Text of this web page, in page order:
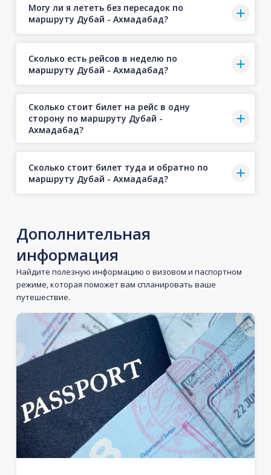
Могу ли я лететь без пересадок по
маршруту Дубай - Ахмадабад?
Сколько есть рейсов в неделю по
маршруту Дубай - Ахмадабад?
Сколько стоит билет на рейс в одну
сторону по маршруту Дубай -
Ахмадабад?
Сколько стоит билет туда и обратно по
маршруту Дубай - Ахмадабад?
Дополнительная
информация
Найдите полезную информацию о визовом и паспортном
режиме, которая поможет вам спланировать ваше
путешествие.